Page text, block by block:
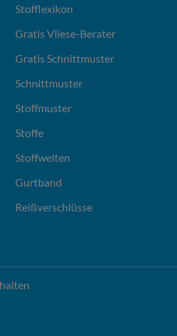
Stofflexikon
Gratis Vliese-Berater
Gratis Schnittmuster
Schnittmuster
Stoffmuster
Stoffe
Stoffwelten
Gurtband
Reißverschlüsse